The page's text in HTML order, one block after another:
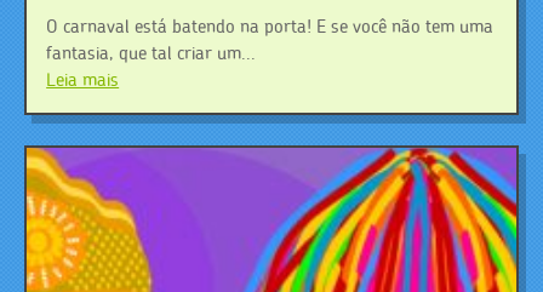
O carnaval está batendo na porta! E se você não tem uma
fantasia, que tal criar um...
Leia mais